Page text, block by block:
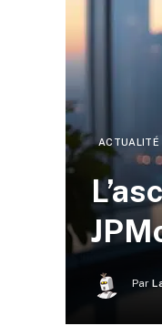
ACTUALITÉ
Par